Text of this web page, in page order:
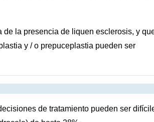
la presencia de liquen esclerosis, y
y / o prepuceplastia pueden ser
de tratamiento pueden ser